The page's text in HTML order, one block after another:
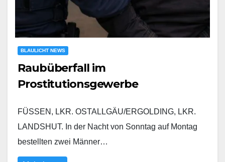
BLAULICHT NEWS
Raubüberfall im
Prostitutionsgewerbe
FÜSSEN, LKR. OSTALLGÄU/ERGOLDING, LKR.
LANDSHUT. In der Nacht von Sonntag auf Montag
bestellten zwei Männer…